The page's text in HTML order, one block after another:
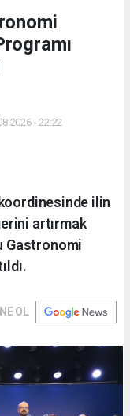
- 22:22
ilin
artırmak
Gastronomi
OL